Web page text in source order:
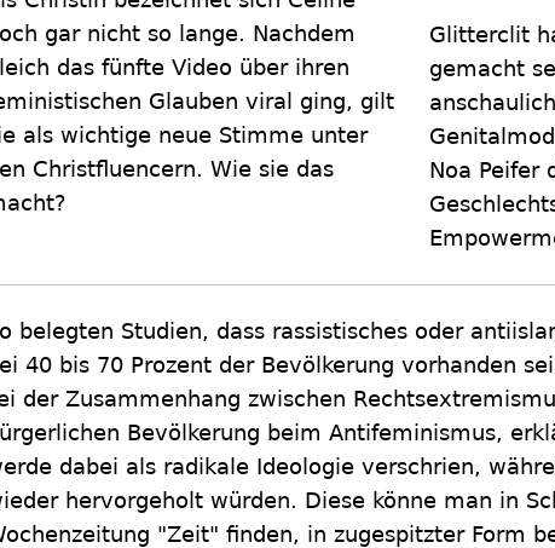
gar nicht so lange. Nachdem
das fünfte Video über ihren
Glauben viral ging, gilt
als wichtige neue Stimme unter
Christfluencern. Wie sie das
Glitterclit
gemacht
Noa Peifer
belegten Studien, dass rassistisches oder
40 bis 70 Prozent der Bevölkerung vorhanden
der Zusammenhang zwischen
Bevölkerung beim Antifeminismus,
dabei als radikale Ideologie verschrien,
hervorgeholt würden. Diese könne man in
"Zeit" finden, in zugespitzter Form